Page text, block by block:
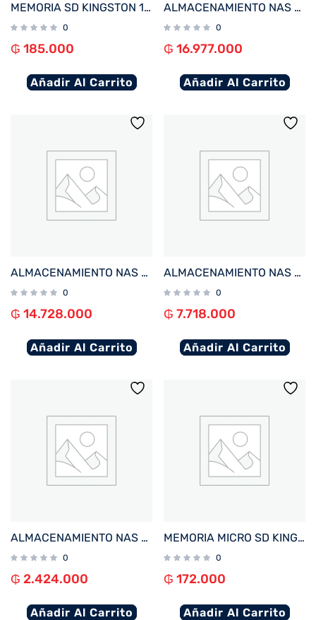
MEMORIA SD KINGSTON 128GB SDS3/128GB 150 CANVAS SELECT PLUS CLASS 10
0
₲ 185.000
Añadir Al Carrito
ALMACENAMIENTO NAS ASUSTOR AS6808T QC 2.3/8BAY/16G/4-GBLAN/4 M.2/2USB4/3 USB3.2
0
₲ 16.977.000
Añadir Al Carrito
ALMACENAMIENTO NAS ASUSTOR AS6806T QC 2.3/6BAY/16G/4-GBLAN/4 M.2/2USB4/3USB3.2
0
₲ 14.728.000
Añadir Al Carrito
ALMACENAMIENTO NAS ASUSTOR AS6704T V2 QC 2.0/4BAY/4G/4 M.2/2-GBLAN/HDMI/2 USB3.2
0
₲ 7.718.000
Añadir Al Carrito
ALMACENAMIENTO NAS ASUSTOR AS1202T QC 1.7/2BAY/1G/2.5GBLAN/3 USB3.2
0
₲ 2.424.000
Añadir Al Carrito
MEMORIA MICRO SD KINGSTON 128GB CANVAS SELECT PLUS SDCS3/128GB 150/-
0
₲ 172.000
Añadir Al Carrito